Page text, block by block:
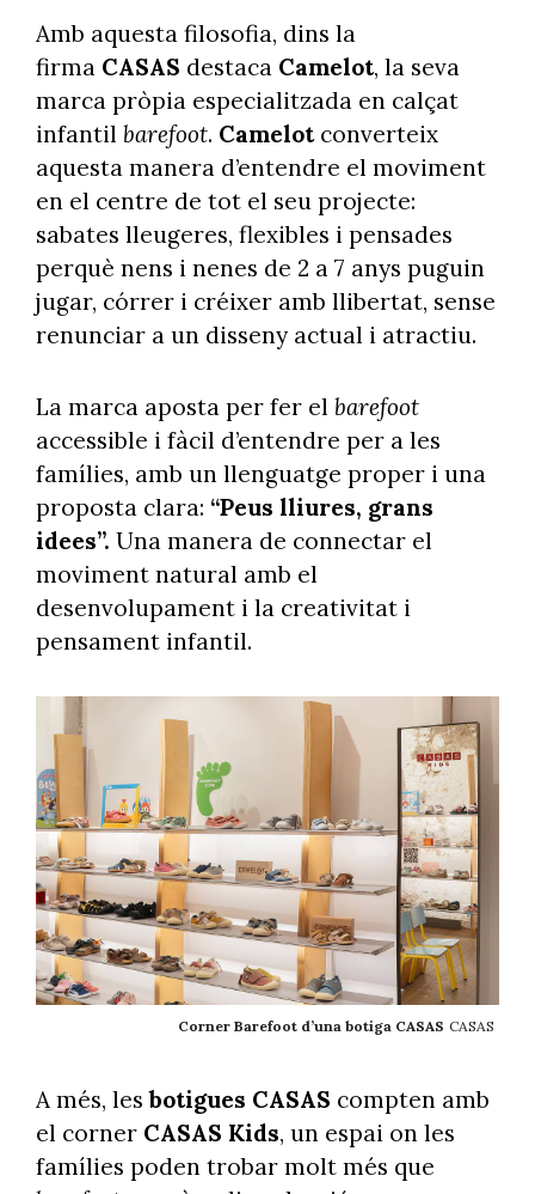
Amb aquesta filosofia, dins la
firma CASAS destaca Camelot, la seva
marca pròpia especialitzada en calçat
infantilbarefoot. Camelotconverteix
aquesta manera d’entendre el moviment
en el centre de tot el seu projecte:
sabates lleugeres, flexibles i pensades
perquè nens i nenes de 2 a 7 anys puguin
jugar, córrer i créixer amb llibertat, sense
renunciar a un disseny actual i atractiu.
La marca aposta per fer elbarefoot
accessible i fàcil d’entendre per a les
famílies, amb un llenguatge proper i una
proposta clara: “Peus lliures, grans
idees”. Una manera de connectar el
moviment natural amb el
desenvolupament i la creativitat i
pensament infantil.
Corner Barefoot d’una botiga CASAS CASAS
A més, lesbotigues CASAS compten amb
el corner CASAS Kids, un espai on les
famílies poden trobar molt més que